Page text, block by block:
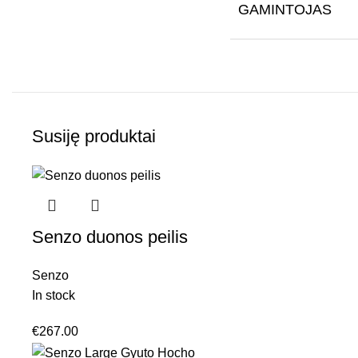
GAMINTOJAS
Susiję produktai
Senzo duonos peilis
Senzo
In stock
€267.00